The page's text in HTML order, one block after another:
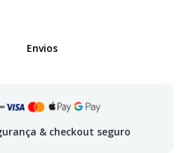
Envios
& checkout seguro